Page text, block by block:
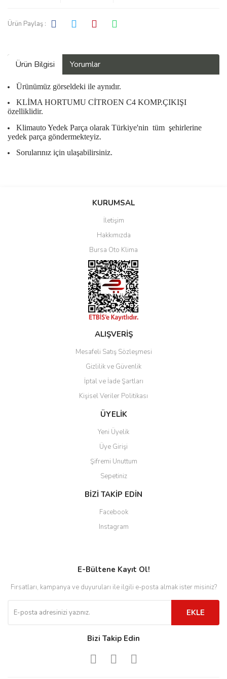
Ürün Paylaş :
Ürün Bilgisi Yorumlar
Ürünümüz görseldeki ile aynıdır.
KLİMA HORTUMU CİTROEN C4 KOMP.ÇIKIŞI
özelliklidir.
Klimauto Yedek Parça olarak Türkiye'nin tüm şehirlerine
yedek parça göndermekteyiz.
Sorularınız için ulaşabilirsiniz.
Bu ürüne ilk yorumu siz yapın!
Yorum Yaz
KURUMSAL
İletişim
Hakkımızda
Bursa Oto Klima
ALIŞVERİŞ
Mesafeli Satış Sözleşmesi
Gizlilik ve Güvenlik
İptal ve İade Şartları
Kişisel Veriler Politikası
ÜYELİK
Yeni Üyelik
Üye Girişi
Şifremi Unuttum
Sepetiniz
BİZİ TAKİP EDİN
Facebook
Instagram
E-Bültene Kayıt Ol!
Fırsatları, kampanya ve duyuruları ile ilgili e-posta almak ister misiniz?
EKLE
Bizi Takip Edin